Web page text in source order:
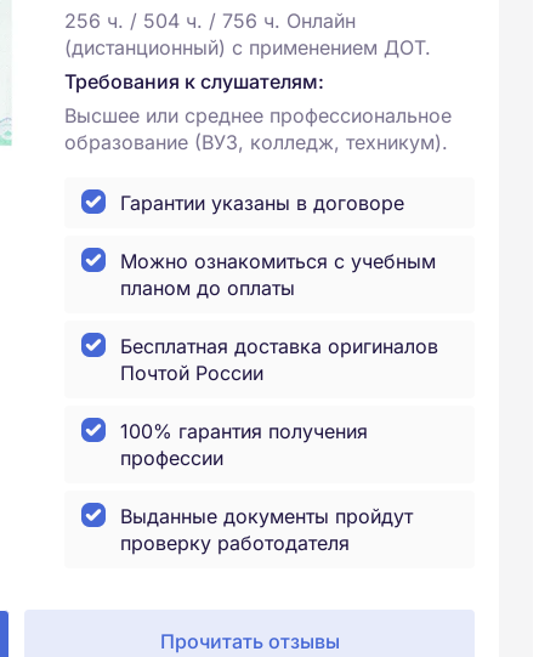
256 ч. / 504 ч. / 756 ч. Онлайн
(дистанционный) с применением ДОТ.
Требования к слушателям:
Высшее или среднее профессиональное
образование (ВУЗ, колледж, техникум).
Гарантии указаны в договоре
Можно ознакомиться с учебным
планом до оплаты
Бесплатная доставка оригиналов
Почтой России
100% гарантия получения
профессии
Выданные документы пройдут
проверку работодателя
Прочитать отзывы